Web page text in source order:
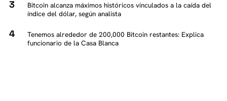
Bitcoin alcanza máximos históricos vinculados a la caída del
índice del dólar, según analista
Tenemos alrededor de 200,000 Bitcoin restantes: Explica
funcionario de la Casa Blanca